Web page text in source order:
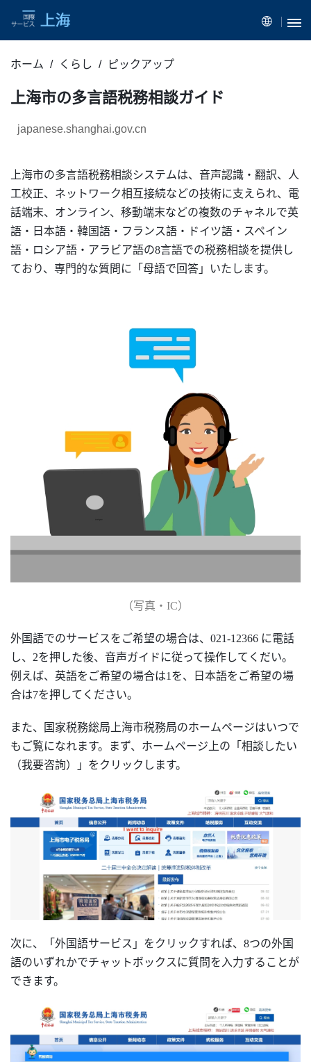
ホーム くらし ピックアップ
上海市の多言語税務相談ガイド
japanese.shanghai.gov.cn
上海市の多言語税務相談システムは、音声認識・翻訳、人
工校正、ネットワーク相互接続などの技術に支えられ、電
話端末、オンライン、移動端末などの複数のチャネルで英
語・日本語・韓国語・フランス語・ドイツ語・スペイン
語・ロシア語・アラビア語の8言語での税務相談を提供し
ており、専門的な質問に「母語で回答」いたします。
（写真・ IC）
外国語でのサービスをご希望の場合は、 021-12366 に電話
し、2を押した後、音声ガイドに従って操作してくだい。
例えば、英語をご希望の場合は1を、日本語をご希望の場
合は7を押してください。
また、国家税務総局上海市税務局のホームページはいつで
もご覧になれます。まず、ホームページ上の「相談したい
（我要咨詢）」をクリックします。
次に、「外国語サービス」をクリックすれば、 8つの外国
語のいずれかでチャットボックスに質問を入力することが
できます。